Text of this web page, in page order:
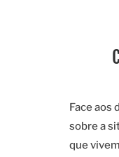
Face aos
sobre a
que